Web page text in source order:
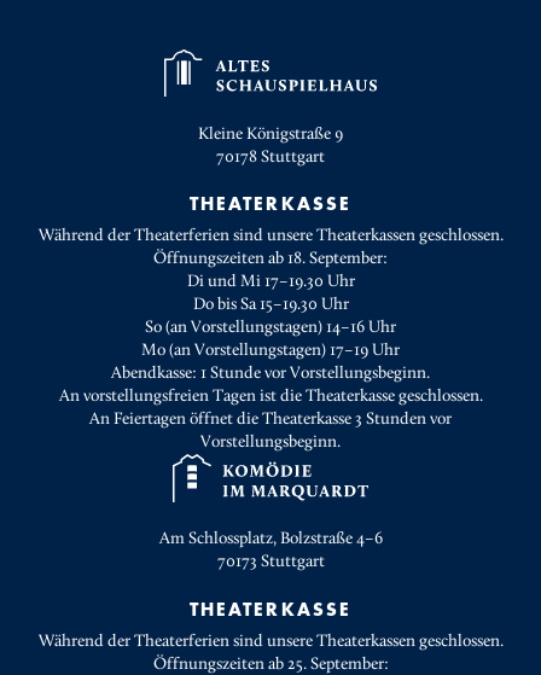
Kleine Königstraße 9
70178Stuttgart
THEATERKASSE
Während der Theaterferien sind unsere Theaterkassen geschlossen.
Öffnungszeiten ab 18. September:
Di und Mi 17–19.30 Uhr
Do bis Sa 15–19.30 Uhr
So (an Vorstellungstagen) 14–16 Uhr
Mo (an Vorstellungstagen) 17–19 Uhr
Abendkasse: 1 Stunde vor Vorstellungsbeginn.
An vorstellungsfreien Tagen ist die Theaterkasse geschlossen.
An Feiertagen öffnet die Theaterkasse 3 Stunden vor
Vorstellungsbeginn.
Am Schlossplatz, Bolzstraße 4–6
70173 Stuttgart
THEATERKASSE
Während der Theaterferien sind unsere Theaterkassen geschlossen.
Öffnungszeiten ab 25. September: